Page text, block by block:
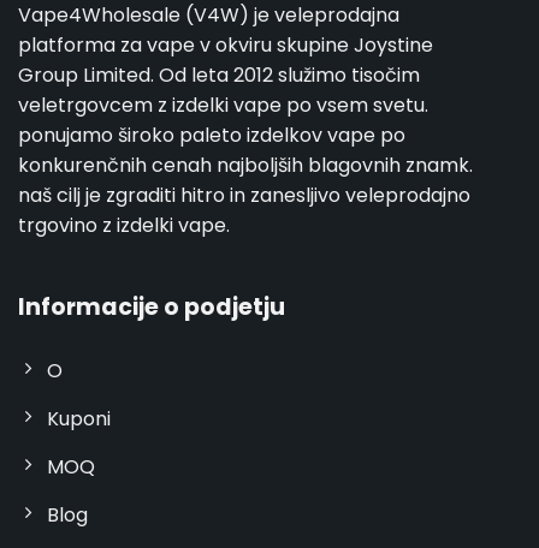
Vape4Wholesale (V4W) je veleprodajna
platforma za vape v okviru skupine Joystine
Group Limited. Od leta 2012 služimo tisočim
veletrgovcem z izdelki vape po vsem svetu.
ponujamo široko paleto izdelkov vape po
konkurenčnih cenah najboljših blagovnih znamk.
naš cilj je zgraditi hitro in zanesljivo veleprodajno
trgovino z izdelki vape.
Informacije o podjetju
O
Kuponi
MOQ
Blog